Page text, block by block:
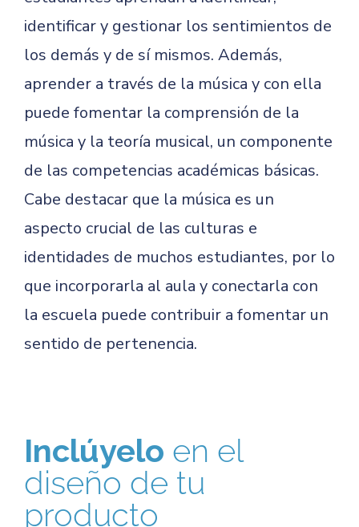
identificar y gestionar los sentimientos de
los demás y de sí mismos. Además,
aprender a través de la música y con ella
puede fomentar la comprensión de la
música y la teoría musical, un componente
de las competencias académicas básicas.
Cabe destacar que la música es un
aspecto crucial de las culturas e
identidades de muchos estudiantes, por lo
que incorporarla al aula y conectarla con
la escuela puede contribuir a fomentar un
sentido de pertenencia.
Inclúyelo en el
diseño de tu
producto